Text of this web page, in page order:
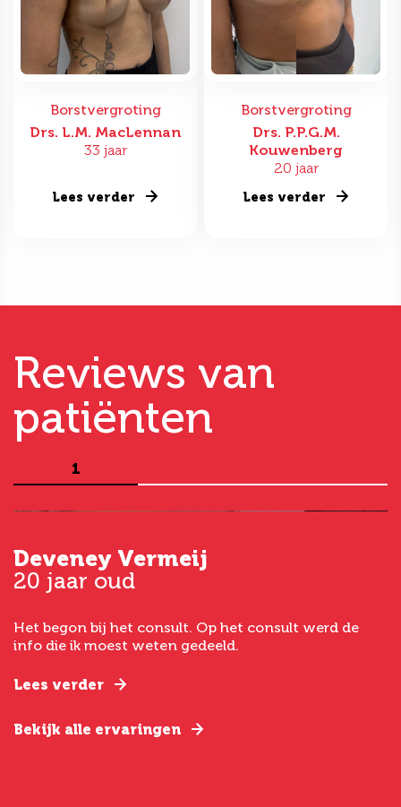
Borstvergroting
Drs. L.M. MacLennan
33 jaar
Lees verder
Borstvergroting
Drs. P.P.G.M.
Kouwenberg
20 jaar
Lees verder
Reviews van
patiënten
1
Deveney Vermeij
20 jaar oud
Het begon bij het consult. Op het consult werd de
info die ik moest weten gedeeld.
Lees verder
Bekijk alle ervaringen